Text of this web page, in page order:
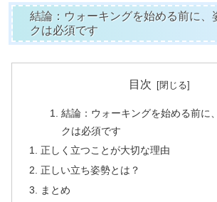
結論：ウォーキングを始める前に、
クは必須です
目次
結論：ウォーキングを始める前に
クは必須です
正しく立つことが大切な理由
正しい立ち姿勢とは？
まとめ